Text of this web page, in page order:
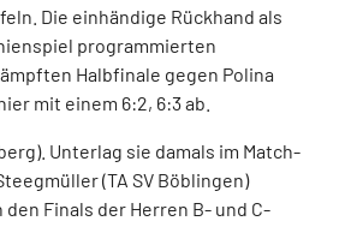
Die einhändige Rückhand als
programmierten
Halbfinale gegen Polina
mit einem 6:2, 6:3 ab.
Unterlag sie damals im Match-
(TA SV Böblingen)
Finals der Herren B- und C-